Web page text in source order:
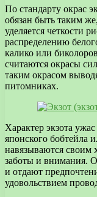
По стандарту окрас
обязан быть таким
уделяется четкости
распределению
калико или
считаются окрасы
таким окрасом
питомниках.
Характер экзота
японского бобтейла
навязываются своим
заботы и внимания.
и отдают
удовольствием